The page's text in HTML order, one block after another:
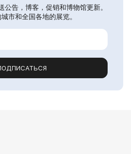
公告，博客，促销和博物馆更新。
市和全国各地的展览。